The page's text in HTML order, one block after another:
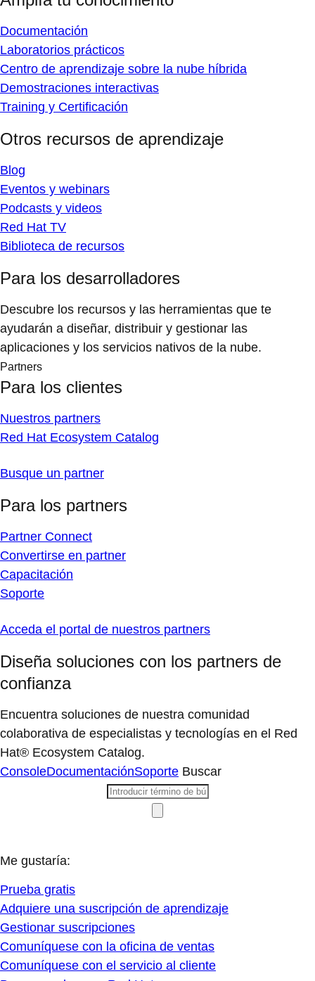
Documentación
Laboratorios prácticos
Centro de aprendizaje sobre la nube híbrida
Demostraciones interactivas
Training y Certificación
Otros recursos de aprendizaje
Blog
Eventos y webinars
Podcasts y videos
Red Hat TV
Biblioteca de recursos
Para los desarrolladores
Descubre los recursos y las herramientas que te
ayudarán a diseñar, distribuir y gestionar las
aplicaciones y los servicios nativos de la nube.
Partners
Para los clientes
Nuestros partners
Red Hat Ecosystem Catalog
Busque un partner
Para los partners
Partner Connect
Convertirse en partner
Capacitación
Soporte
Acceda el portal de nuestros partners
Diseña soluciones con los partners de
confianza
Encuentra soluciones de nuestra comunidad
colaborativa de especialistas y tecnologías en el Red
Hat® Ecosystem Catalog.
ConsoleDocumentaciónSoporte Buscar
Me gustaría:
Prueba gratis
Adquiere una suscripción de aprendizaje
Gestionar suscripciones
Comuníquese con la oficina de ventas
Comuníquese con el servicio al cliente